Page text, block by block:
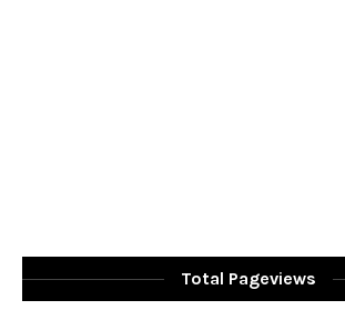
Total Pageviews